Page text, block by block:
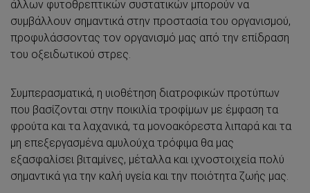
άλλων φυτοθρεπτικών συστατικών μπορούν να
συμβάλλουν σημαντικά στην προστασία του οργανισμού,
προφυλάσσοντας τον οργανισμό μας από την επίδραση
του οξειδωτικού στρες.
Συμπερασματικά, η υιοθέτηση διατροφικών προτύπων
που βασίζονται στην ποικιλία τροφίμων με έμφαση τα
φρούτα και τα λαχανικά, τα μονοακόρεστα λιπαρά και τα
μη επεξεργασμένα αμυλούχα τρόφιμα θα μας
εξασφαλίσει βιταμίνες, μέταλλα και ιχνοστοιχεία πολύ
σημαντικά για την καλή υγεία και την ποιότητα ζωής μας.